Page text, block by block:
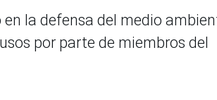
la defensa del medio
por parte de miembros del